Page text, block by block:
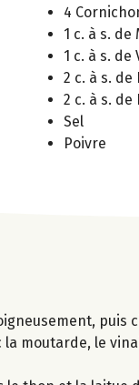
4
1 c. à s.
1 c. à s.
2 c. à s. de
2 c. à s.
Sel
Poivre
puis
moutarde, le